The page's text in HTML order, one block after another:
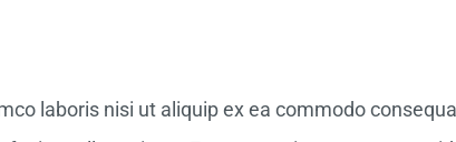
laboris nisi ut aliquip ex ea commodo